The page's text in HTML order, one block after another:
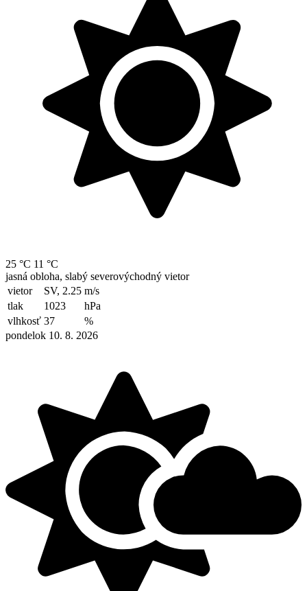
25 °C 11 °C
jasná obloha, slabý severovýchodný vietor
vietor
SV, 2.25 m/s
tlak
1023
hPa
vlhkosť 37
%
pondelok 10. 8. 2026